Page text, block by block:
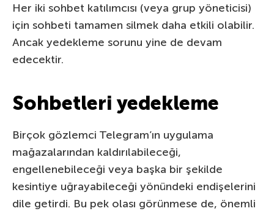
Her iki sohbet katılımcısı (veya grup yöneticisi)
için sohbeti tamamen silmek daha etkili olabilir.
Ancak yedekleme sorunu yine de devam
edecektir.
Sohbetleri yedekleme
Birçok gözlemci Telegram’ın uygulama
mağazalarından kaldırılabileceği,
engellenebileceği veya başka bir şekilde
kesintiye uğrayabileceği yönündeki endişelerini
dile getirdi. Bu pek olası görünmese de, önemli